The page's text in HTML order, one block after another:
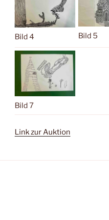
Bild 4 Bild 5
Bild 7
Link zur Auktion